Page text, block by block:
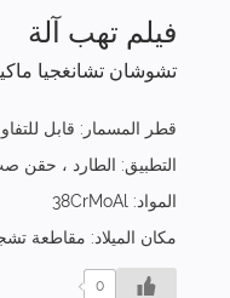
فيلم تهب آلة
تشوشان تشانغجيا
قطر المسمار: قابل
التطبيق: الطارد ، حقن
المواد: 38CrMoAl
مكان الميلاد: مقاطعة
0